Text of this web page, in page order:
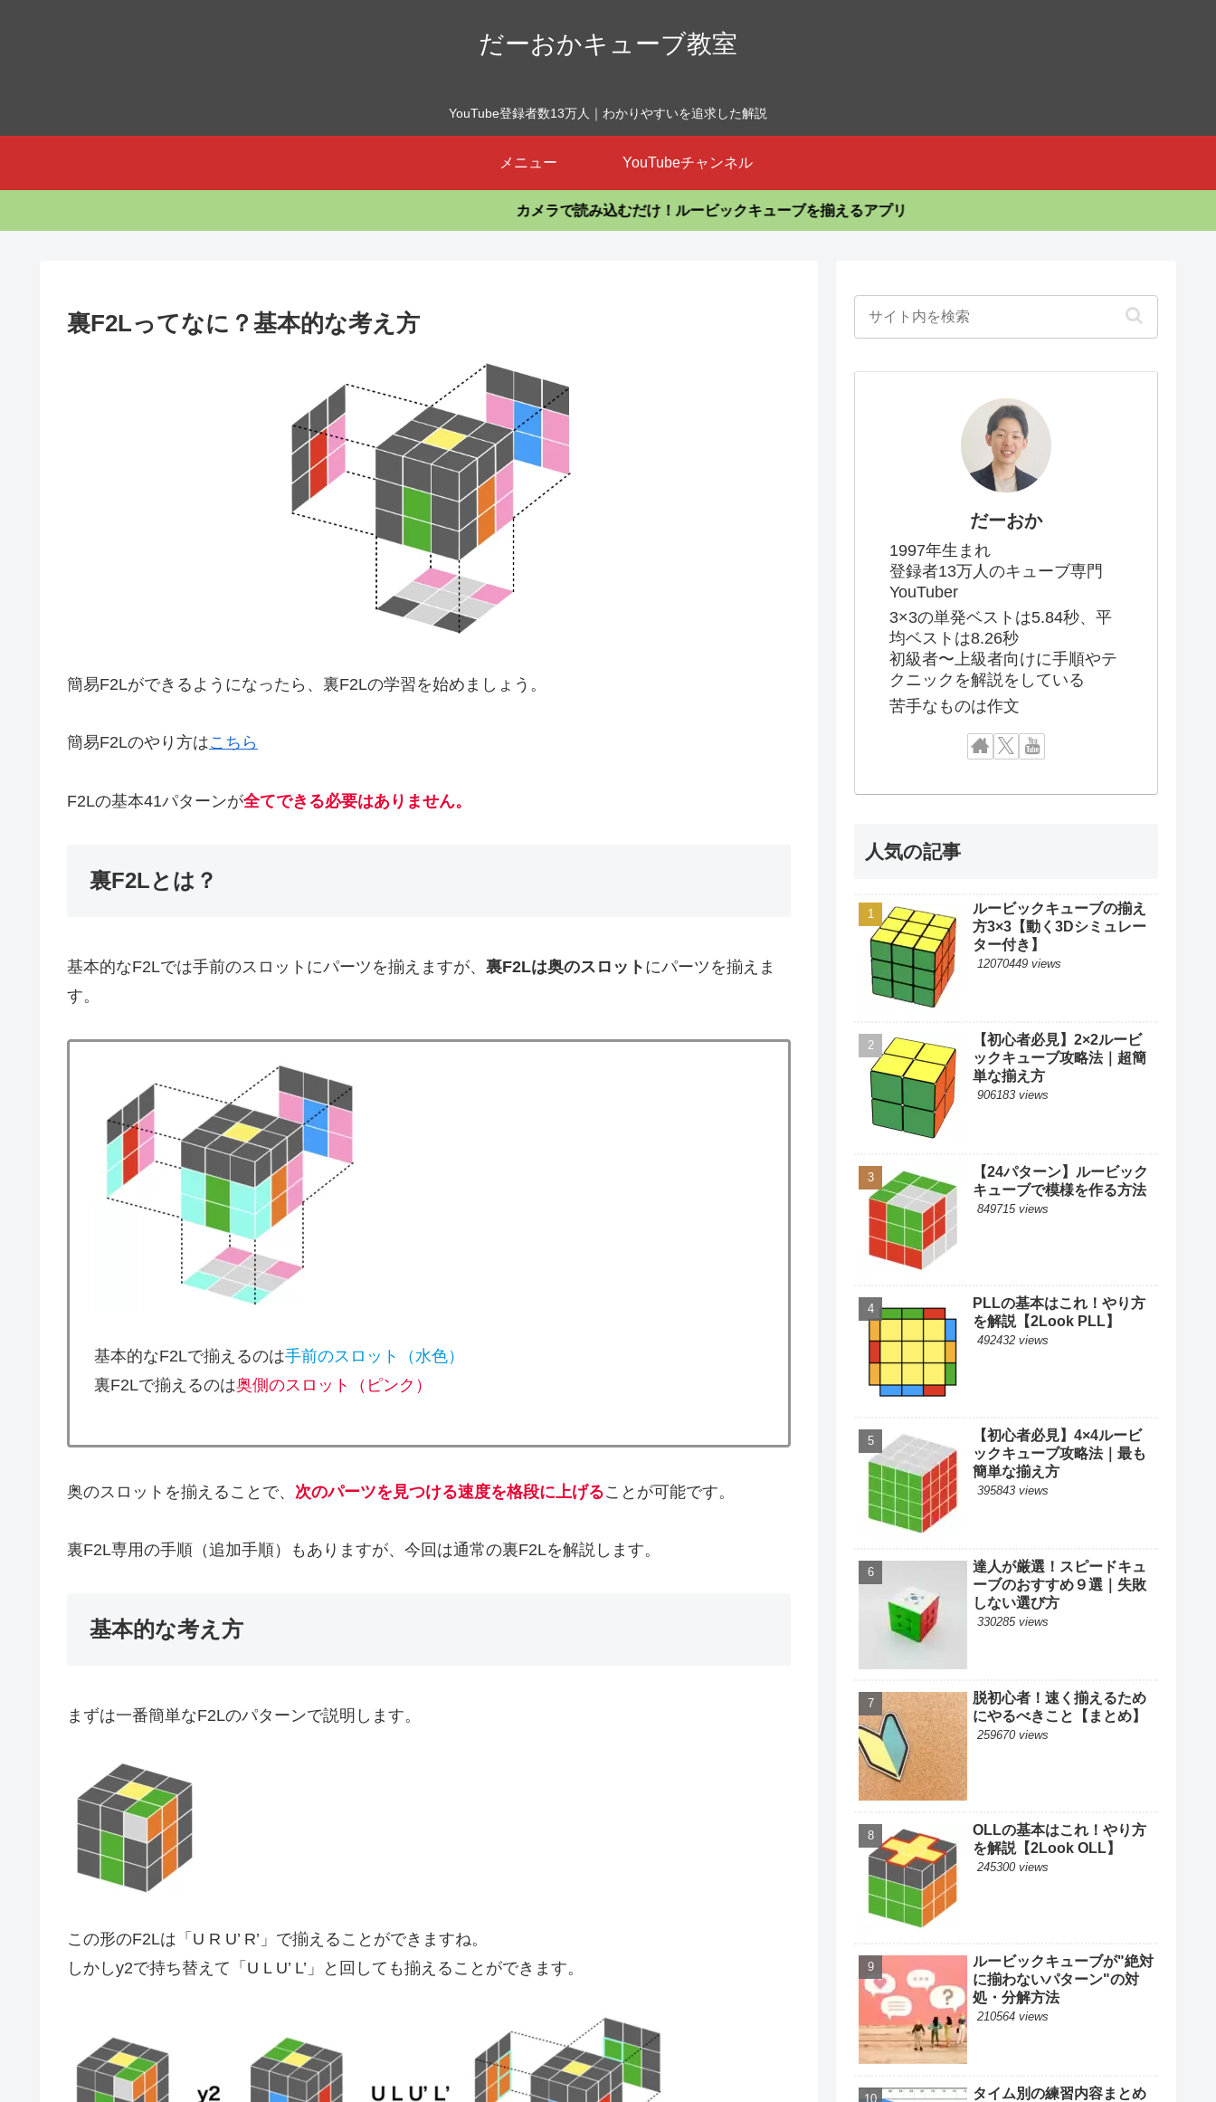
だーおかキューブ教室
YouTube登録者数13万人｜わかりやすいを追求した解説
メニュー YouTubeチャンネル
カメラで読み込むだけ！ルービックキューブを揃えるアプリ
裏F2Lってなに？基本的な考え方
簡易F2Lができるようになったら、裏F2Lの学習を始めましょう。
簡易F2Lのやり方はこちら
F2Lの基本41パターンが全てできる必要はありません。
裏F2Lとは？
基本的なF2Lでは手前のスロットにパーツを揃えますが、 裏F2Lは奥のスロット にパーツを揃えま
す。
基本的なF2Lで揃えるのは手前のスロット（水色）
裏F2Lで揃えるのは奥側のスロット（ピンク）
奥のスロットを揃えることで、 次のパーツを見つける速度を格段に上げることが可能です。
裏F2L専用の手順（追加手順）もありますが、今回は通常の裏F2Lを解説します。
基本的な考え方
まずは一番簡単なF2Lのパターンで説明します。
この形のF2Lは「U R U’ R’」で揃えることができますね。
しかしy2で持ち替えて「U L U’ L’」と回しても揃えることができます。
だーおか
1997年生まれ
登録者13万人のキューブ専門
YouTuber
3×3の単発ベストは5.84秒、平
均ベストは8.26秒
初級者〜上級者向けに手順やテ
クニックを解説をしている
苦手なものは作文
人気の記事
ルービックキューブの揃え
方3×3【動く3Dシミュレー
ター付き】
12070449 views
【初心者必見】2×2ルービ
ックキューブ攻略法｜超簡
単な揃え方
906183 views
【24パターン】ルービック
キューブで模様を作る方法
849715 views
PLLの基本はこれ！やり方
を解説【2Look PLL】
492432 views
【初心者必見】4×4ルービ
ックキューブ攻略法｜最も
簡単な揃え方
395843 views
達人が厳選！スピードキュ
ーブのおすすめ９選｜失敗
しない選び方
330285 views
脱初心者！速く揃えるため
にやるべきこと【まとめ】
259670 views
OLLの基本はこれ！やり方
を解説【2Look OLL】
245300 views
ルービックキューブが"絶対
に揃わないパターン"の対
処・分解方法
210564 views
タイム別の練習内容まとめ